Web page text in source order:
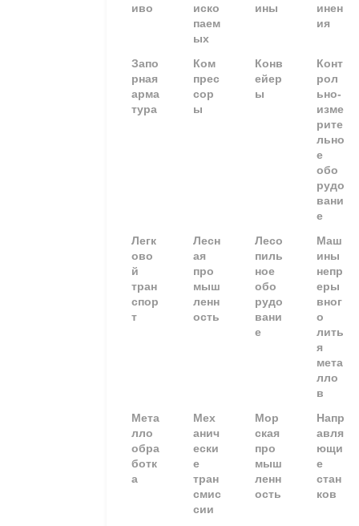
иво
иско
паем
ых
ины
инен
ия
Запо
рная
арма
тура
Ком
прес
сор
ы
Конв
ейер
ы
Конт
рол
ьно-
изме
рите
льно
е
обо
рудо
вани
е
Легк
ово
й
тран
спор
т
Лесн
ая
про
мыш
ленн
ость
Лесо
пиль
ное
обо
рудо
вани
е
Маш
ины
непр
еры
вног
о
лить
я
мета
лло
в
Мета
лло
обра
ботк
а
Мех
анич
ески
е
тран
смис
сии
Мор
ская
про
мыш
ленн
ость
Напр
авля
ющи
е
стан
ков